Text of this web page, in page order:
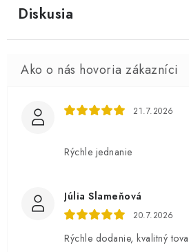
Diskusia
21.7.2026
Rýchle jednanie
Júlia Slameňová
20.7.2026
Rýchle dodanie, kvalitný